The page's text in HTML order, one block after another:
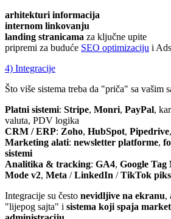
arhitekturi informacija
internom linkovanju
landing stranicama za ključne upite
pripremi za buduće SEO optimizaciju i
4) Integracije
Što više sistema treba da "priča" sa vašim
Platni sistemi: Stripe, Monri, PayPal,
valuta, PDV logika
CRM / ERP: Zoho, HubSpot, Pipedrive,
Marketing alati: newsletter platforme,
sistemi
Analitika & tracking: GA4, Google Tag
Mode v2, Meta /LinkedIn /TikTok
Integracije su često nevidljive na ekranu,
"lijepog sajta" i sistema koji spaja